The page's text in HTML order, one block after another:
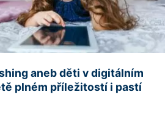
aneb děti v digitálním
plném příležitostí i pastí